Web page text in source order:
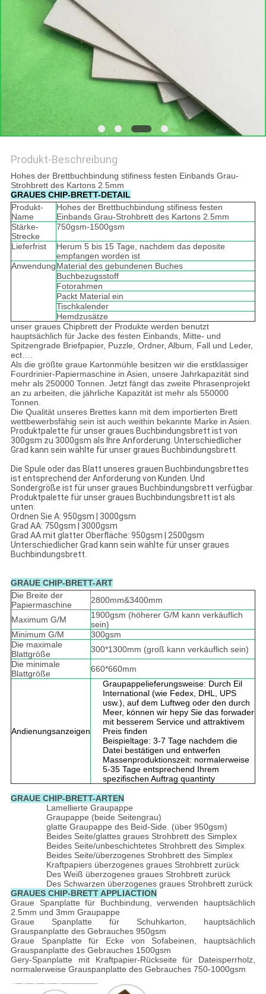
Produkt-Beschreibung
Hohes der Brettbuchbindung stifiness festen Einbands Grau-
Strohbrett des Kartons 2.5mm
GRAUES CHIP-BRETT-DETAIL
Produkt-
Name
Hohes der Brettbuchbindung stifiness festen
Einbands Grau-Strohbrett des Kartons 2.5mm
Stärke-
Strecke
750gsm-1500gsm
Lieferfrist
Herum 5 bis 15 Tage, nachdem das deposite
empfangen worden ist
AnwendungMaterial des gebundenen Buches
Buchbezugsstoff
Fotorahmen
Packt Material ein
Tischkalender
Hemdzusätze
unser graues Chipbrett der Produkte werden benutzt
hauptsächlich für Jacke des festen Einbands, Mitte- und
Spitzengrade Briefpapier, Puzzle, Ordner, Album, Fall und Leder,
ect….
Als die größte graue Kartonmühle besitzen wir die erstklassiger
Fourdrinier-Papiermaschine in Asien, unsere Jahrkapazität sind
mehr als 250000 Tonnen. Jetzt fängt das zweite Phrasenprojekt
an zu arbeiten, die jährliche Kapazität ist mehr als 550000
Tonnen.
Die Qualität unseres Brettes kann mit dem importierten Brett
wettbewerbsfähig sein ist auch weithin bekannte Marke in Asien.
Produktpalette für unser graues Buchbindungsbrett ist von
300gsm zu 3000gsm als Ihre Anforderung. Unterschiedlicher
Grad kann sein wählte für unser graues Buchbindungsbrett.
Die Spule oder das Blatt unseres grauen Buchbindungsbrettes
ist entsprechend der Anforderung von Kunden. Und
Sondergröße ist für unser graues Buchbindungsbrett verfügbar.
Produktpalette für unser graues Buchbindungsbrett ist als
unten:
Ordnen Sie A: 950gsm | 3000gsm
Grad AA: 750gsm | 3000gsm
Grad AA mit glatter Oberfläche: 950gsm | 2500gsm
Unterschiedlicher Grad kann sein wählte für unser graues
Buchbindungsbrett.
GRAUE CHIP-BRETT-ART
Die Breite der
Papiermaschine
2800mm&3400mm
Maximum G/M
1900gsm (höherer G/M kann verkäuflich
sein)
Minimum G/M
300gsm
Die maximale
Blattgröße
300*1300mm (groß kann verkäuflich sein)
Die minimale
Blattgröße
660*660mm
Andienungsanzeigen
Graupappelieferungsweise: Durch Eil
International (wie Fedex, DHL, UPS
usw.), auf dem Luftweg oder den durch
Meer, können wir hepy Sie das forwader
mit besserem Service und attraktivem
Preis finden
Beispieltage: 3-7 Tage nachdem die
Datei bestätigen und entwerfen
Massenproduktionszeit: normalerweise
5-35 Tage entsprechend Ihrem
spezifischen Auftrag quantinty
GRAUE CHIP-BRETT-ARTEN
Lamellierte Graupappe
Graupappe (beide Seitengrau)
glatte Graupappe des Beid-Side. (über 950gsm)
Beides Seite/glattes graues Strohbrett des Simplex
Beides Seite/unbeschichtetes Strohbrett des Simplex
Beides Seite/überzogenes Strohbrett des Simplex
Kraftpapiers überzogenes graues Strohbrett zurück
Des Weiß überzogenes graues Strohbrett zurück
Des Schwarzen überzogenes graues Strohbrett zurück
GRAUES CHIP-BRETT APPLIACTION
Graue Spanplatte für Buchbindung, verwenden hauptsächlich
2.5mm und 3mm Graupappe
Graue Spanplatte für Schuhkarton, hauptsächlich
Grauspanplatte des Gebrauches 950gsm
Graue Spanplatte für Ecke von Sofabeinen, hauptsächlich
Grauspanplatte des Gebrauches 1500gsm
Gery-Spanplatte mit Kraftpapier-Rückseite für Dateisperrholz,
normalerweise Grauspanplatte des Gebrauches 750-1000gsm